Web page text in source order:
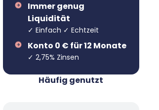
Immer genug
Liquidität
✓ Einfach ✓ Echtzeit
Konto 0 € für 12 Monate
✓ 2,75% Zinsen
Häufig genutzt